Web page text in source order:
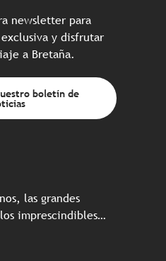
newsletter para
y disfrutar
a Bretaña.
boletín de
las grandes
imprescindibles…